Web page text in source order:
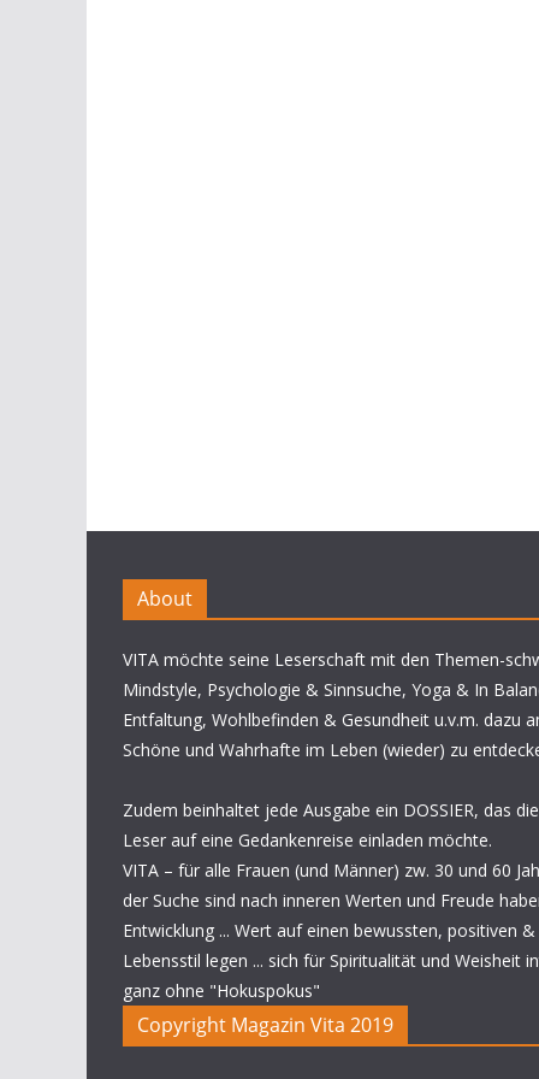
About
VITA möchte seine Leserschaft mit den Themen-
Mindstyle, Psychologie & Sinnsuche, Yoga & In
Entfaltung, Wohlbefinden & Gesundheit u.v.m. dazu
Schöne und Wahrhafte im Leben (wieder) zu
Zudem beinhaltet jede Ausgabe ein DOSSIER, das
Leser auf eine Gedankenreise einladen möchte.
VITA – für alle Frauen (und Männer) zw. 30 und 60
der Suche sind nach inneren Werten und Freude
Entwicklung ... Wert auf einen bewussten, positiven
Lebensstil legen ... sich für Spiritualität und Weisheit
ganz ohne "Hokuspokus"
Copyright Magazin Vita 2019